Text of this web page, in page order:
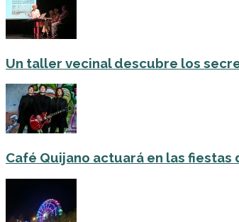
Un taller vecinal descubre los
Café Quijano actuará en las fiestas